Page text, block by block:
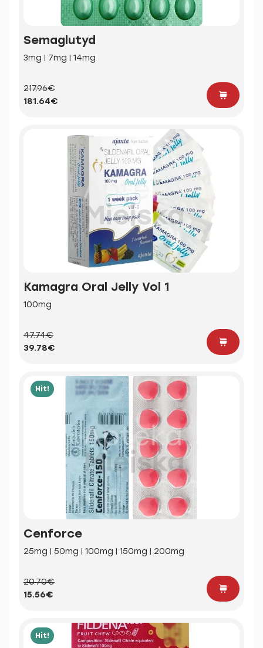
Semaglutyd
3mg | 7mg | 14mg
217.96€
181.64€
Kamagra Oral Jelly Vol 1
100mg
47.74€
39.78€
Hit!
Cenforce
25mg | 50mg | 100mg | 150mg | 200mg
20.70€
15.56€
Hit!